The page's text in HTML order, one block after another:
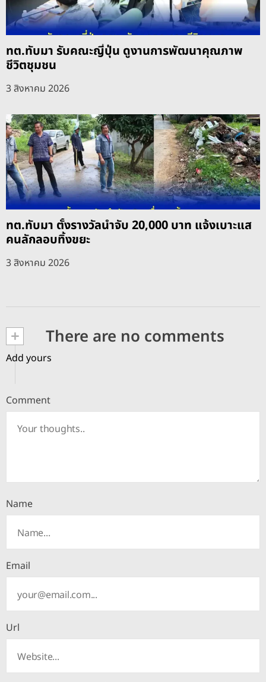
ทต.ทับมา รับคณะญี่ปุ่น ดูงานการพัฒนาคุณภาพ
ชีวิตชุมชน
3 สิงหาคม 2026
ทต.ทับมา ตั้งรางวัลนำจับ 20,000 บาท แจ้งเบาะแส
คนลักลอบทิ้งขยะ
3 สิงหาคม 2026
+ There are no comments
Add yours
Comment
Name
Email
Url